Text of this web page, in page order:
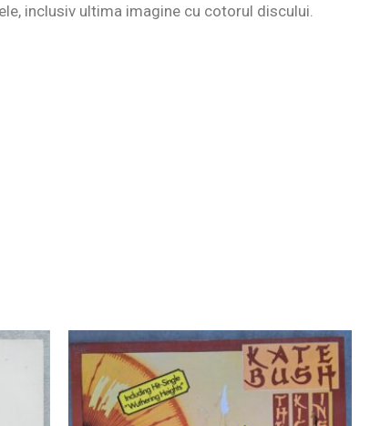
inclusiv ultima imagine cu cotorul discului.